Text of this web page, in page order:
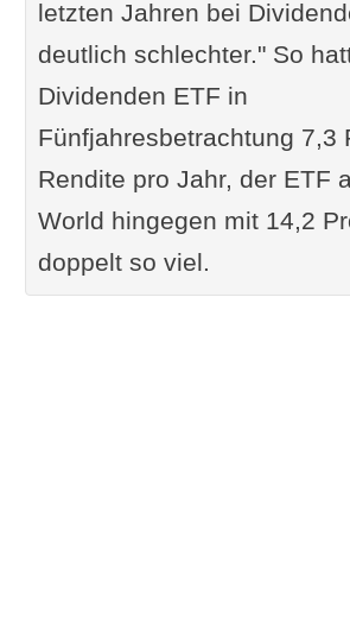
letzten Jahren bei
deutlich schlechter." So
Dividenden ETF in
Fünfjahresbetrachtung 7,3
Rendite pro Jahr, der ETF
World hingegen mit 14,2
doppelt so viel.